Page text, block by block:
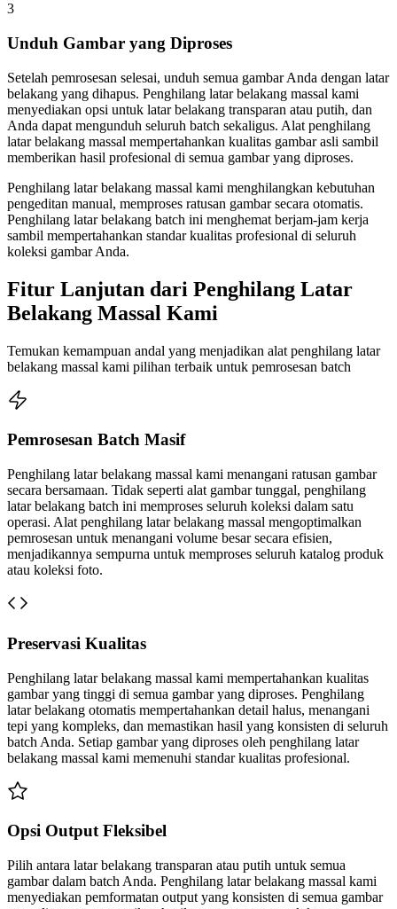
3
Unduh Gambar yang Diproses
Setelah pemrosesan selesai, unduh semua gambar Anda dengan latar
belakang yang dihapus. Penghilang latar belakang massal kami
menyediakan opsi untuk latar belakang transparan atau putih, dan
Anda dapat mengunduh seluruh batch sekaligus. Alat penghilang
latar belakang massal mempertahankan kualitas gambar asli sambil
memberikan hasil profesional di semua gambar yang diproses.
Penghilang latar belakang massal kami menghilangkan kebutuhan
pengeditan manual, memproses ratusan gambar secara otomatis.
Penghilang latar belakang batch ini menghemat berjam-jam kerja
sambil mempertahankan standar kualitas profesional di seluruh
koleksi gambar Anda.
Fitur Lanjutan dari Penghilang Latar
Belakang Massal Kami
Temukan kemampuan andal yang menjadikan alat penghilang latar
belakang massal kami pilihan terbaik untuk pemrosesan batch
Pemrosesan Batch Masif
Penghilang latar belakang massal kami menangani ratusan gambar
secara bersamaan. Tidak seperti alat gambar tunggal, penghilang
latar belakang batch ini memproses seluruh koleksi dalam satu
operasi. Alat penghilang latar belakang massal mengoptimalkan
pemrosesan untuk menangani volume besar secara efisien,
menjadikannya sempurna untuk memproses seluruh katalog produk
atau koleksi foto.
Preservasi Kualitas
Penghilang latar belakang massal kami mempertahankan kualitas
gambar yang tinggi di semua gambar yang diproses. Penghilang
latar belakang otomatis mempertahankan detail halus, menangani
tepi yang kompleks, dan memastikan hasil yang konsisten di seluruh
batch Anda. Setiap gambar yang diproses oleh penghilang latar
belakang massal kami memenuhi standar kualitas profesional.
Opsi Output Fleksibel
Pilih antara latar belakang transparan atau putih untuk semua
gambar dalam batch Anda. Penghilang latar belakang massal kami
menyediakan pemformatan output yang konsisten di semua gambar